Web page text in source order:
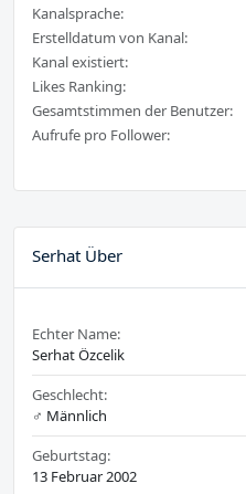
Kanalsprache:
Erstelldatum von Kanal:
Kanal existiert:
Likes Ranking:
Gesamtstimmen der Benutzer:
Aufrufe pro Follower:
Serhat Über
Echter Name:
Serhat Özcelik
Geschlecht:
♂️ Männlich
Geburtstag:
13 Februar 2002